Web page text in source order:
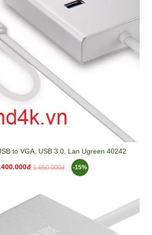
to VGA, USB 3.0, Lan Ugreen 40242
1.650.000đ -15%